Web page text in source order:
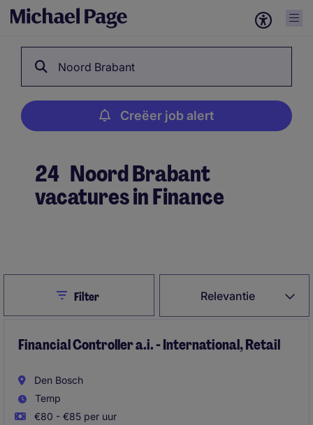
Noord Brabant
Creëer job alert
24 Noord Brabant
vacatures in Finance
Relevantie
CloseFilter
Financial Controller a.i. - International, Retail
Den Bosch
Temp
€80 - €85 per uur